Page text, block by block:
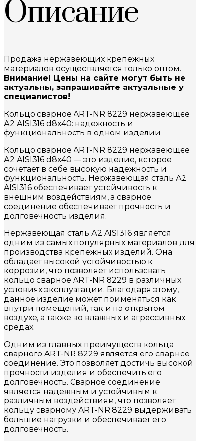
Описание
Продажа нержавеющих крепежных
материалов осуществляется только оптом.
Внимание! Цены на сайте могут быть не
актуальны, запрашивайте актуальные у
специалистов!
Кольцо сварное ART-NR 8229 нержавеющее
А2 AISI316 d8х40: надежность и
функциональность в одном изделии
Кольцо сварное ART-NR 8229 нержавеющее
А2 AISI316 d8х40 — это изделие, которое
сочетает в себе высокую надежность и
функциональность. Нержавеющая сталь А2
AISI316 обеспечивает устойчивость к
внешним воздействиям, а сварное
соединение обеспечивает прочность и
долговечность изделия.
Нержавеющая сталь А2 AISI316 является
одним из самых популярных материалов для
производства крепежных изделий. Она
обладает высокой устойчивостью к
коррозии, что позволяет использовать
кольцо сварное ART-NR 8229 в различных
условиях эксплуатации. Благодаря этому,
данное изделие может применяться как
внутри помещений, так и на открытом
воздухе, а также во влажных и агрессивных
средах.
Одним из главных преимуществ кольца
сварного ART-NR 8229 является его сварное
соединение. Это позволяет достичь высокой
прочности изделия и обеспечить его
долговечность. Сварное соединение
является надежным и устойчивым к
различным воздействиям, что позволяет
кольцу сварному ART-NR 8229 выдерживать
большие нагрузки и обеспечивает его
долговечность.